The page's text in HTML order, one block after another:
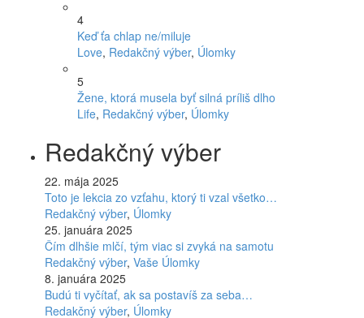
4
Keď ťa chlap ne/miluje
Love, Redakčný výber, Úlomky
5
Žene, ktorá musela byť silná príliš dlho
Life, Redakčný výber, Úlomky
Redakčný výber
22. mája 2025
Toto je lekcia zo vzťahu, ktorý ti vzal všetko…
Redakčný výber, Úlomky
25. januára 2025
Čím dlhšie mlčí, tým viac si zvyká na samotu
Redakčný výber, Vaše Úlomky
8. januára 2025
Budú ti vyčítať, ak sa postavíš za seba…
Redakčný výber, Úlomky